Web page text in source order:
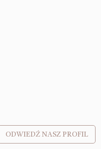
ODWIEDŹ NASZ PROFIL